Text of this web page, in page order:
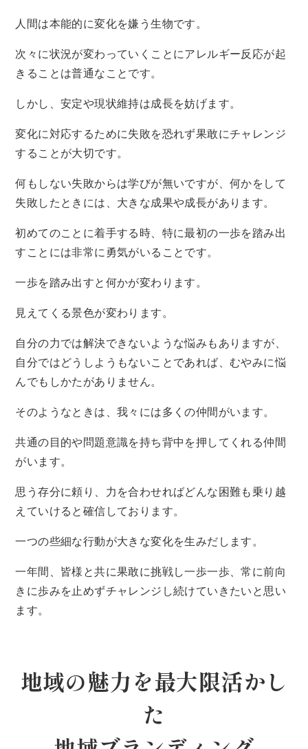
人間は本能的に変化を嫌う生物です。
次々に状況が変わっていくことにアレルギー反応が起
きることは普通なことです。
しかし、安定や現状維持は成長を妨げます。
変化に対応するために失敗を恐れず果敢にチャレンジ
することが大切です。
何もしない失敗からは学びが無いですが、何かをして
失敗したときには、大きな成果や成長があります。
初めてのことに着手する時、特に最初の一歩を踏み出
すことには非常に勇気がいることです。
一歩を踏み出すと何かが変わります。
見えてくる景色が変わります。
自分の力では解決できないような悩みもありますが、
自分ではどうしようもないことであれば、むやみに悩
んでもしかたがありません。
そのようなときは、我々には多くの仲間がいます。
共通の目的や問題意識を持ち背中を押してくれる仲間
がいます。
思う存分に頼り、力を合わせればどんな困難も乗り越
えていけると確信しております。
一つの些細な行動が大きな変化を生みだします。
一年間、皆様と共に果敢に挑戦し一歩一歩、常に前向
きに歩みを止めずチャレンジし続けていきたいと思い
ます。
地域の魅力を最大限活かし
た